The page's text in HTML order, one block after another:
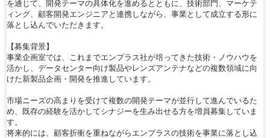
を通じて、開発テーマの具体化を進めるとともに、技術部門、マーケテ
ィング、顧客開発エンジニアと連携しながら、事業として成立する形に
落とし込んでいただきます。
【募集背景】
事業企画室では、これまでエンプラス社が培ってきた技術・ノウハウを
活かし、データセンター向け製品やレンズアンテナなどの複数領域に向
けた新製品企画・開発を推進しています。
市場ニーズの高まりを受けて複数の開発テーマが並行して進んでいるた
め、既存の経験を活かしてシナジーを生み出せる方を増員募集していま
す。
将来的には、顧客折衝を重ねながらエンプラスの技術を事業に落とし込